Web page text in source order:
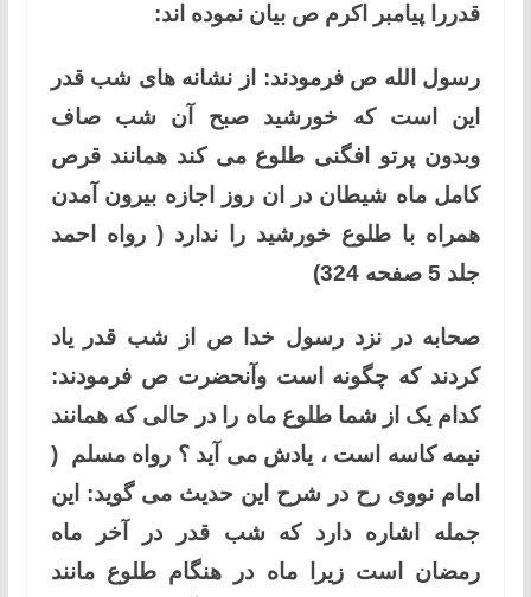
قدررا پیامبر اکرم ص بیان نموده اند:
رسول الله ص فرمودند: از نشانه های شب قدر
این است که خورشید صبح آن شب صاف
وبدون پرتو افگنی طلوع می کند همانند قرص
کامل ماه شیطان در ان روز اجازه بیرون آمدن
همراه با طلوع خورشید را ندارد ( رواه احمد
جلد 5 صفحه 324)
صحابه در نزد رسول خدا ص از شب قدر یاد
کردند که چگونه است وآنحضرت ص فرمودند:
کدام یک از شما طلوع ماه را در حالی که همانند
نیمه کاسه است ، یادش می آید ؟ رواه مسلم (
امام نووی رح در شرح این حدیث می گوید: این
جمله اشاره دارد که شب قدر در آخر ماه
رمضان است زیرا ماه در هنگام طلوع مانند